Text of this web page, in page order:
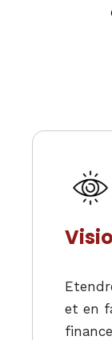
et en